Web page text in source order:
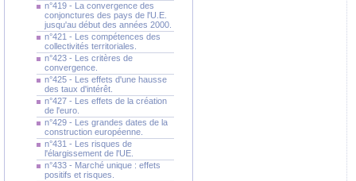
n°419 - La convergence des
conjonctures des pays de l'U.E.
jusqu'au début des années 2000.
n°421 - Les compétences des
collectivités territoriales.
n°423 - Les critères de
convergence.
n°425 - Les effets d'une hausse
des taux d'intérêt.
n°427 - Les effets de la création
de l'euro.
n°429 - Les grandes dates de la
construction européenne.
n°431 - Les risques de
l'élargissement de l'UE.
n°433 - Marché unique : effets
positifs et risques.